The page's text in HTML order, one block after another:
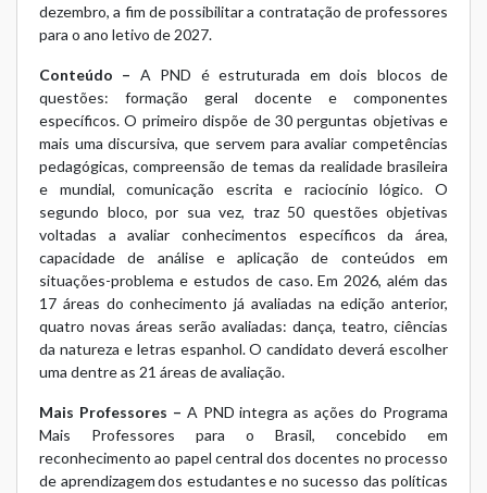
dezembro, a fim de possibilitar a contratação de professores
para o ano letivo de 2027.
Conteúdo – A PND é estruturada em dois blocos de
questões: formação geral docente e componentes
específicos. O primeiro dispõe de 30 perguntas objetivas e
mais uma discursiva, que servem para avaliar competências
pedagógicas, compreensão de temas da realidade brasileira
e mundial, comunicação escrita e raciocínio lógico. O
segundo bloco, por sua vez, traz 50 questões objetivas
voltadas a avaliar conhecimentos específicos da área,
capacidade de análise e aplicação de conteúdos em
situações-problema e estudos de caso. Em 2026, além das
17 áreas do conhecimento já avaliadas na edição anterior,
quatro novas áreas serão avaliadas: dança, teatro, ciências
da natureza e letras espanhol. O candidato deverá escolher
uma dentre as 21 áreas de avaliação.
Mais Professores – A PND integra as ações do Programa
Mais Professores para o Brasil, concebido em
reconhecimento ao papel central dos docentes no processo
de aprendizagem dos estudantes e no sucesso das políticas